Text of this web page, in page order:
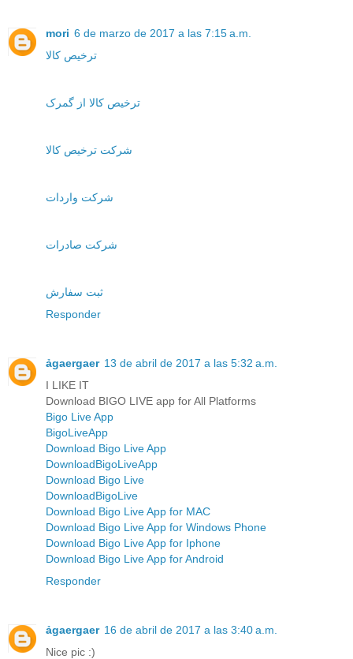
mori 6 de marzo de 2017 a las 7:15 a.m.
ترخیص کالا
ترخیص کالا از گمرک
شرکت ترخیص کالا
شرکت واردات
شرکت صادرات
ثبت سفارش
Responder
ảgaergaer 13 de abril de 2017 a las 5:32 a.m.
I LIKE IT
Download BIGO LIVE app for All Platforms
Bigo Live App
BigoLiveApp
Download Bigo Live App
DownloadBigoLiveApp
Download Bigo Live
DownloadBigoLive
Download Bigo Live App for MAC
Download Bigo Live App for Windows Phone
Download Bigo Live App for Iphone
Download Bigo Live App for Android
Responder
ảgaergaer 16 de abril de 2017 a las 3:40 a.m.
Nice pic :)